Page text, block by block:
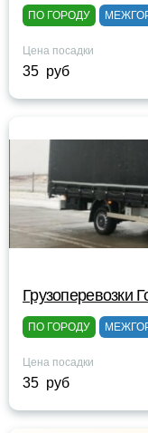
ПО ГОРОДУ
Цена посадки
35 руб
Грузоперевозки
ПО ГОРОДУ
Цена посадки
35 руб